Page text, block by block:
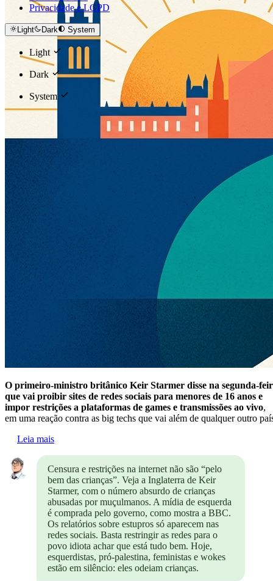
Privacidade e LGPD
Light Dark System
Light
Dark
System
O primeiro-ministro britânico Keir Starmer disse na segunda-
que vai proibir sites de redes sociais para menores de 16 anos e
impor restrições a plataformas de games e transmissões ao vivo,
em uma reação contra as big techs que vai além de qualquer outro
Leia mais
Censura e restrições na internet não são “pelo
bem das crianças”. Veja a Inglaterra de Keir
Starmer, com o número absurdo de crianças
abusadas por muçulmanos. A mídia de esquerda
é comprada pelo governo, como mostra a BBC.
Os relatórios sobre estupros só aparecem nas
redes sociais. Basta restringir as redes para o
povo idiota achar que está tudo bem. Hoje,
esquerdistas, pró-palestina, feministas e wokes
estão em silêncio: eles odeiam crianças.